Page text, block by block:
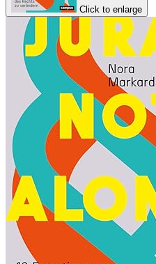
Click to enlarge